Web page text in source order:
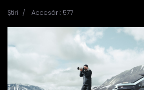
Știri Accesări: 577